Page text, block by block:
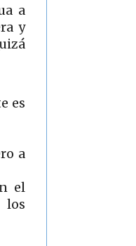
a
y
es
a
el
los